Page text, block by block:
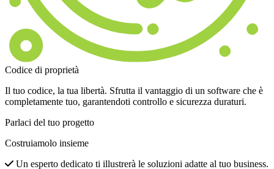
Codice di proprietà
Il tuo codice, la tua libertà. Sfrutta il vantaggio di un software che è
completamente tuo, garantendoti controllo e sicurezza duraturi.
Parlaci del tuo progetto
Costruiamolo insieme
Un esperto dedicato ti illustrerà le soluzioni adatte al tuo business.